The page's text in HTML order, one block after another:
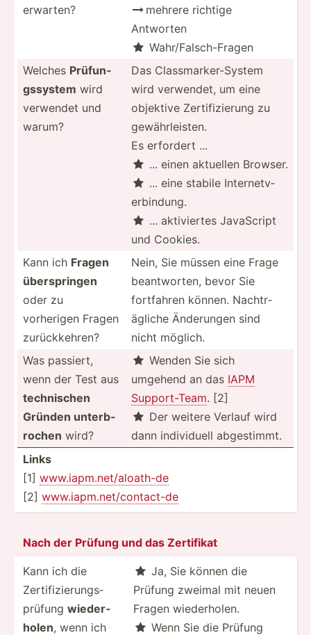
erwarten?
 mehrere richtige
Antworten
 Wahr/F­als­ch-­Fragen
Welches Prüfun­
gss­ystem wird
verwendet und
warum?
Das Classm­ark­er-­System
wird verwendet, um eine
objektive Zertif­izi­erung zu
gewähr­lei­sten.
Es erfordert ...
 ... einen aktuellen Browser.
 ... eine stabile Intern­etv­
erb­indung.
 ... aktivi­ertes JavaScript
und Cookies.
Kann ich Fragen
übersp­ringen
oder zu
vorherigen Fragen
zurück­kehren?
Nein, Sie müssen eine Frage
beantw­orten, bevor Sie
fortfahren können. Nachtr­
ägliche Änderungen sind
nicht möglich.
Was passiert,
wenn der Test aus
techni­schen
Gründen unterb­
rochen wird?
 Wenden Sie sich
umgehend an das IAPM
Suppor­t-Team. [2]
 Der weitere Verlauf wird
dann indivi­duell abgest­immt.
Links
[1] www.ia­pm.n­et­/al­oath-de
[2] www.ia­pm.n­et­/co­nta­ct-de
Nach der Prüfung und das Zertifikat
Kann ich die
Zertif­izi­eru­ngs­
prüfung wieder­
holen, wenn ich
 Ja, Sie können die
Prüfung zweimal mit neuen
Fragen wieder­holen.
 Wenn Sie die Prüfung